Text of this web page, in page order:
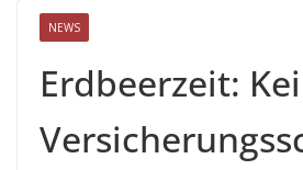
NEWS
Erdbeerzeit: